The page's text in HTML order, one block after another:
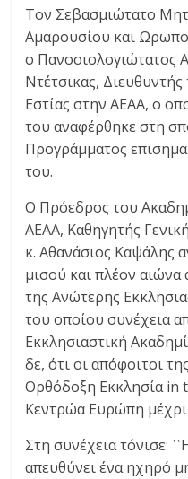
Τον Σεβασμιώτατο
Αμαρουσίου και
ο Πανοσιολογιώτατος
Ντέτσικας,
Εστίας στην ΑΕΑΑ, ο
του αναφέρθηκε στη
Προγράμματος
του.
Ο Πρόεδρος του
ΑΕΑΑ, Καθηγητής
κ. Αθανάσιος Καψάλης
μισού και πλέον αιώνα
της Ανώτερης
του οποίου συνέχεια
Εκκλησιαστική
δε, ότι οι απόφοιτοι
Ορθόδοξη Εκκλησία
Κεντρώα Ευρώπη
Στη συνέχεια τόνισε:
απευθύνει ένα ηχηρό